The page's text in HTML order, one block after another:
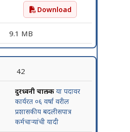
प्रयोगशाळा तंत्रज्ञ या पदावर
Download
9.1 MB
42
दुरध्वनी चालकया पदावर
कार्यरत ०६ वर्षा वरील
प्रशासकीय बदलीसपात्र
कर्मचाऱ्यांची यादी